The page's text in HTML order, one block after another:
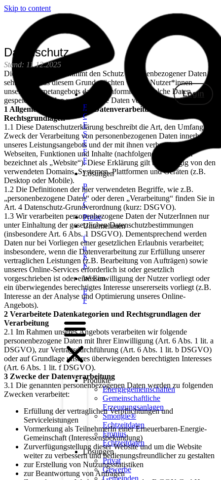
Skip to content
Produkte
Energiegemeinschaften
Gemeinschaftliche
Erzeugungsanlagen
Smongle®
Echtzeitdaten
Fronius
Echtzeitdaten
Lösungen
Privat
Gewerbe
Gemeinden
Preise
Unternehmen
Über
uns
Karriere
Kontakt
Wissen
Blog
FAQs
Produkte
Energiegemeinschaften
Gemeinschaftliche
Erzeugungsanlagen
Smongle®
Echtzeitdaten
Fronius
Echtzeitdaten
Lösungen
Privat
Gewerbe
Gemeinden
Login
Datenschutz
Stand: 11.12.2025
Die E.GON GmbH nimmt den Schutz personenbezogener Daten
sehr ernst. Aus diesem Grund möchten wir die Nutzer*innen
unseres Internetangebots darüber informieren, welche Daten
gespeichert werden und wie diese Daten verwendet werden.
1 Allgemeine Angaben zur Datenverarbeitung und den
Rechtsgrundlagen
1.1 Diese Datenschutzerklärung beschreibt die Art, den Umfang und
Zweck der Verarbeitung von personenbezogenen Daten innerhalb
unseres Leistungsangebots und der mit ihnen verbundenen
Webseiten, Funktionen und Inhalte (nachfolgend gemeinsam
bezeichnet als „Website“). Diese Erklärung gilt unabhängig von den
verwendeten Domains, Systemen, Plattformen und Geräten (z.B.
Desktop oder Mobile).
1.2 Die Definitionen der hier verwendeten Begriffe, wie z.B.
„personenbezogene Daten“ oder deren „Verarbeitung“ finden Sie in
Art. 4 Datenschutz-Grundverordnung (kurz: DSGVO).
1.3 Wir verarbeiten personenbezogene Daten der NutzerInnen nur
unter Einhaltung der gesetzlichen Datenschutzbestimmungen
(insbesondere Art. 6 Abs. 1 DSGVO). Dementsprechend werden
Daten nur bei Vorliegen einer gesetzlichen Erlaubnis verarbeitet;
insbesondere, wenn die Datenverarbeitung zur Erfüllung unserer
vertraglichen Leistungen (z.B. Bearbeitung von Aufträgen) sowie
unseres Online-Services erforderlich ist oder gesetzlich
vorgeschrieben ist oder eine Einwilligung der Nutzer vorliegt oder
ein überwiegendes berechtigtes Interesse unsererseits vorliegt (z.B.
Interesse an der Analyse und Optimierung unseres Online-
Angebots).
2 Verarbeitete Datenkategorien und Rechtsgrundlagen der
Verarbeitung
2.1 Im Rahmen unseres Angebots verarbeiten wir folgende
personenbezogene Daten mit Ihrer Einwilligung (Art. 6 Abs. 1 lit. a
DSGVO), zur Vertragsdurchführung (Art. 6 Abs. 1 lit. b DSGVO)
oder auf Grundlage unseres überwiegenden berechtigten Interesses
(Art. 6 Abs. 1 lit. f DSGVO).
3 Zwecke der Datenverarbeitung
3.1 Die genannten personenbezogenen Daten werden zu folgenden
Zwecken verarbeitet:
Erfüllung der vertraglichen Verpflichtungen und
Serviceleistungen
Vormerkung als TeilnehmerIn einer Erneuerbaren-Energie-
Gemeinschaft (Interessensbekundung)
Zurverfügungstellung dieser Website und um die Website
weiter zu verbessern und bedienungsfreundlicher zu gestalten
zur Erstellung von Nutzungsstatistiken
zur Beantwortung von Anfragen